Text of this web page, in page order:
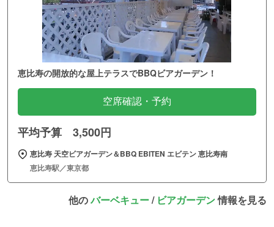
恵比寿の開放的な屋上テラスでBBQビアガーデン！
空席確認・予約
平均予算 3,500円
恵比寿 天空ビアガーデン＆BBQ EBITEN エビテン 恵比寿南
恵比寿駅／東京都
他のバーベキュー/ ビアガーデン情報を見る